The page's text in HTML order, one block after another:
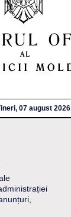
07 august 2026